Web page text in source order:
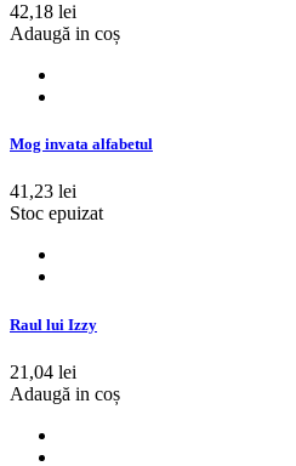
42,18 lei
Adaugă in coș
Mog invata alfabetul
41,23 lei
Stoc epuizat
Raul lui Izzy
21,04 lei
Adaugă in coș